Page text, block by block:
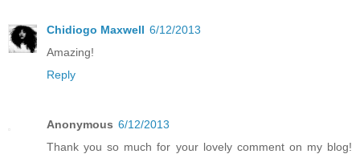
Chidiogo Maxwell 6/12/2013
Amazing!
Reply
Anonymous 6/12/2013
Thank you so much for your lovely comment on my blog!